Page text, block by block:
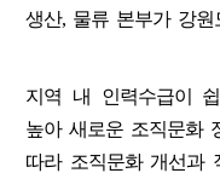
생산, 물류 본부가 강
지역 내 인력수급이
높아 새로운 조직문화
따라 조직문화 개선과